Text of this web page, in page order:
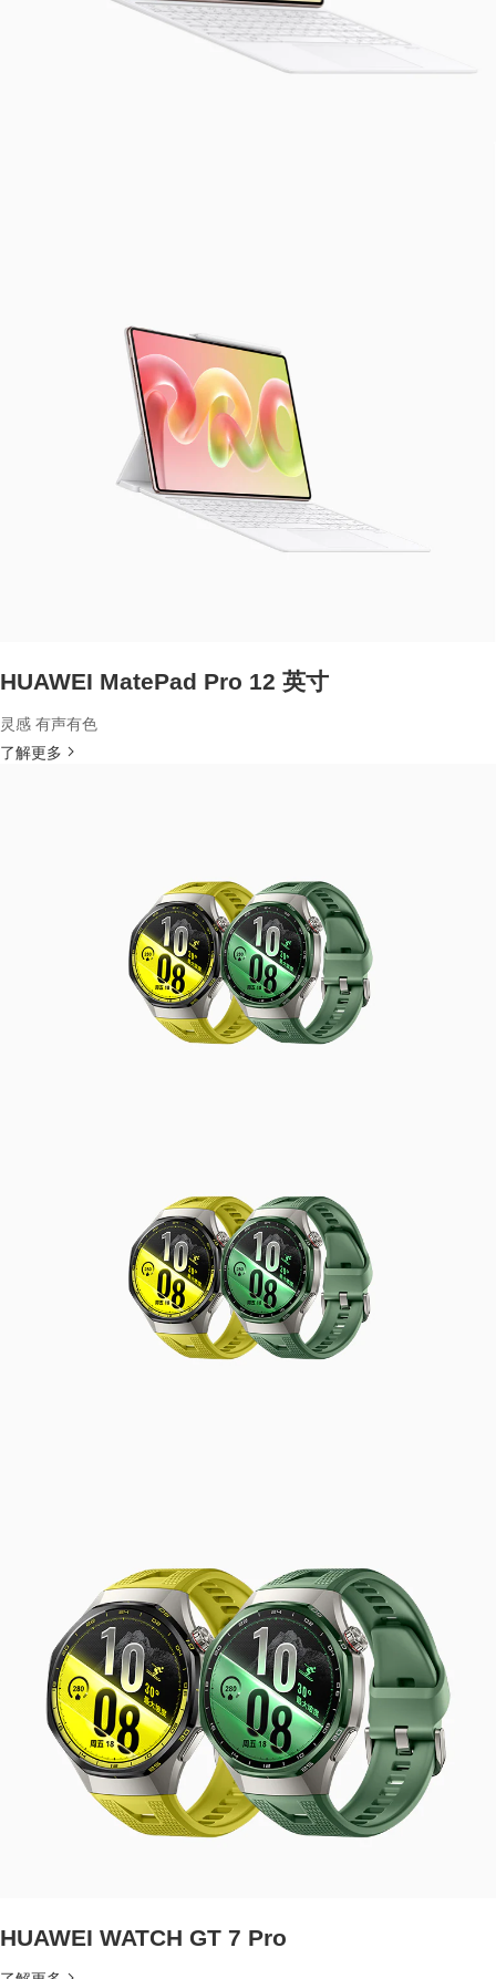
HUAWEI MatePad Pro 12 英寸
灵感 有声有色
了解更多
HUAWEI WATCH GT 7 Pro